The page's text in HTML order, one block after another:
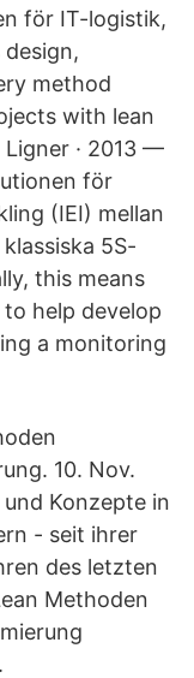
för IT-logistik,
method
with lean
· 2013 —
för
(IEI) mellan
5S-
this means
help develop
a monitoring
10. Nov.
Konzepte in
- seit ihrer
des letzten
Methoden